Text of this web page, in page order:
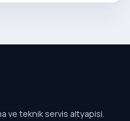
ve teknik servis altyapisi.